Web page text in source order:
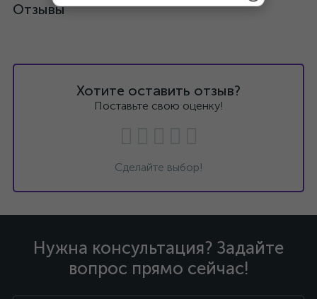
Отзывы
Хотите оставить отзыв?
Поставьте свою оценку!
Сделайте выбор!
Нужна консультация? Задайте
вопрос прямо сейчас!